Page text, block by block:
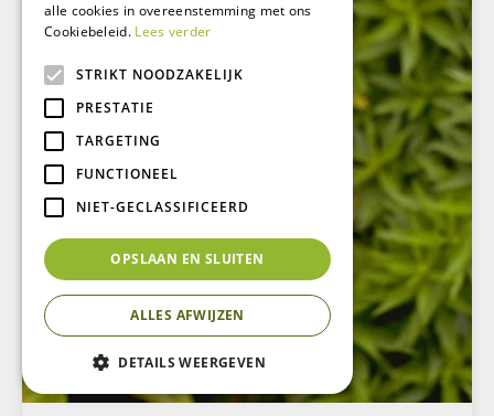
alle cookies in overeenstemming met ons
Cookiebeleid. Lees verder
STRIKT NOODZAKELIJK
PRESTATIE
TARGETING
FUNCTIONEEL
NIET-GECLASSIFICEERD
OPSLAAN EN SLUITEN
ALLES AFWIJZEN
DETAILS WEERGEVEN